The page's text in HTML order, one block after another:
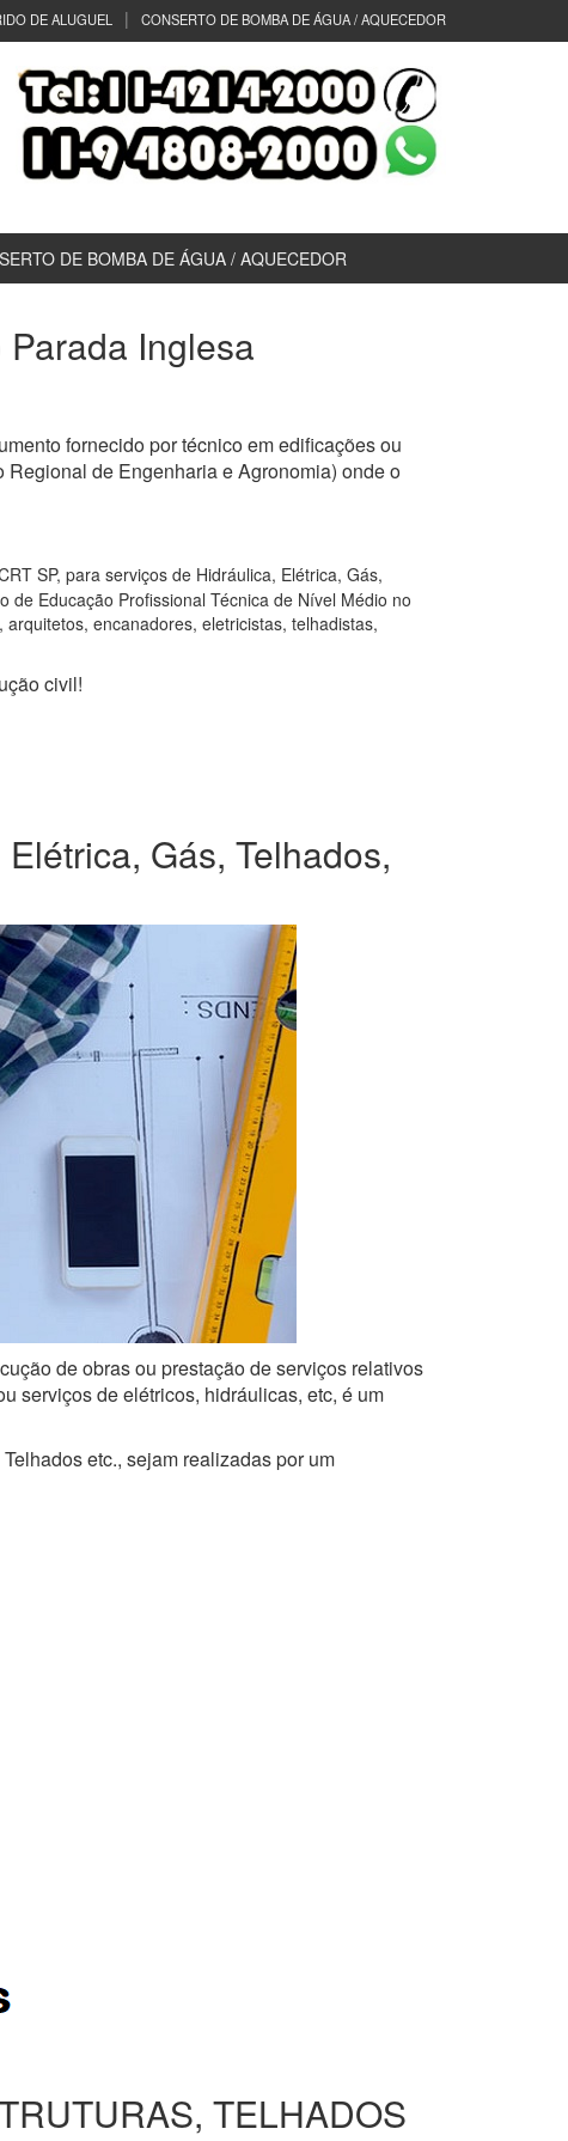
DE ALUGUEL CONSERTO DE BOMBA DE ÁGUA / AQUECEDOR
DE BOMBA DE ÁGUA / AQUECEDOR
Inglesa
fornecido por técnico em edificações ou
de Engenharia e Agronomia) onde o
SP, para serviços de Hidráulica, Elétrica, Gás,
Educação Profissional Técnica de Nível Médio no
encanadores, eletricistas, telhadistas,
civil!
Gás, Telhados,
de obras ou prestação de serviços relativos
serviços de elétricos, hidráulicas, etc, é um
etc., sejam realizadas por um
TELHADOS